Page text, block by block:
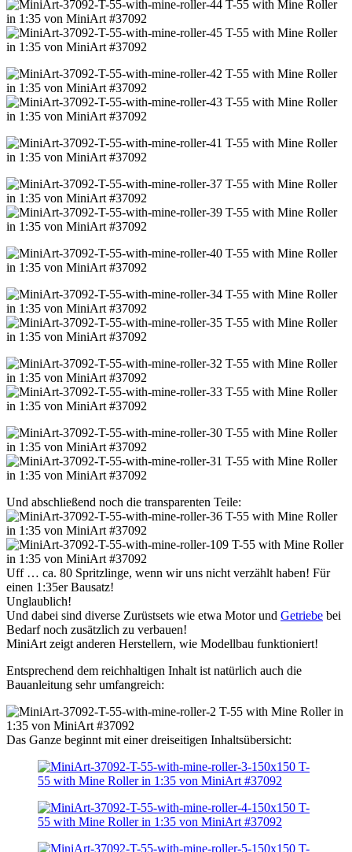
Und abschließend noch die transparenten Teile:
Uff … ca. 80 Spritzlinge, wenn wir uns nicht verzählt haben! Für
einen 1:35er Bausatz!
Unglaublich!
Und dabei sind diverse Zurüstsets wie etwa Motor und Getriebe bei
Bedarf noch zusätzlich zu verbauen!
MiniArt zeigt anderen Herstellern, wie Modellbau funktioniert!
Entsprechend dem reichhaltigen Inhalt ist natürlich auch die
Bauanleitung sehr umfangreich:
Das Ganze beginnt mit einer dreiseitigen Inhaltsübersicht: